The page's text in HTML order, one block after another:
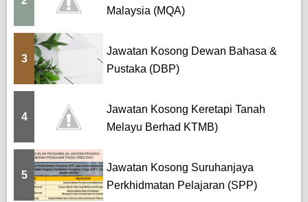
Malaysia (MQA)
3
Jawatan Kosong Dewan Bahasa &
Pustaka (DBP)
4
Jawatan Kosong Keretapi Tanah
Melayu Berhad KTMB)
5
Jawatan Kosong Suruhanjaya
Perkhidmatan Pelajaran (SPP)